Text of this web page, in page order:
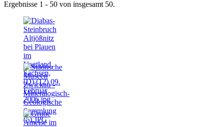
Ergebnisse 1 - 50 von insgesamt 50.